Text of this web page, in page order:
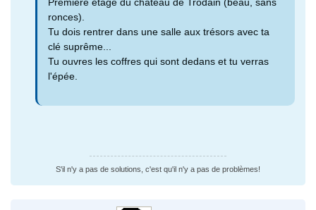
ronces).
Tu dois rentrer dans une salle aux trésors avec ta
clé suprême...
Tu ouvres les coffres qui sont dedans et tu verras
l'épée.
S'il n'y a pas de solutions, c'est qu'il n'y a pas de problèmes!